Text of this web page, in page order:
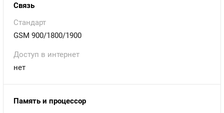
Связь
Стандарт
GSM 900/1800/1900
Доступ в интернет
нет
Память и процессор